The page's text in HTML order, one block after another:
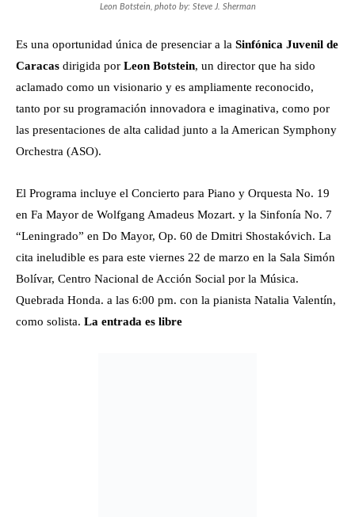
Leon Botstein, photo by: Steve J. Sherman
Es una oportunidad única de presenciar a la Sinfónica Juvenil de
Caracas dirigida por Leon Botstein, un director que ha sido
aclamado como un visionario y es ampliamente reconocido,
tanto por su programación innovadora e imaginativa, como por
las presentaciones de alta calidad junto a la American Symphony
Orchestra (ASO).
El Programa incluye el Concierto para Piano y Orquesta No. 19
en Fa Mayor de Wolfgang Amadeus Mozart. y la Sinfonía No. 7
“Leningrado” en Do Mayor, Op. 60 de Dmitri Shostakóvich. La
cita ineludible es para este viernes 22 de marzo en la Sala Simón
Bolívar, Centro Nacional de Acción Social por la Música.
Quebrada Honda. a las 6:00 pm. con la pianista Natalia Valentín,
como solista. La entrada es libre